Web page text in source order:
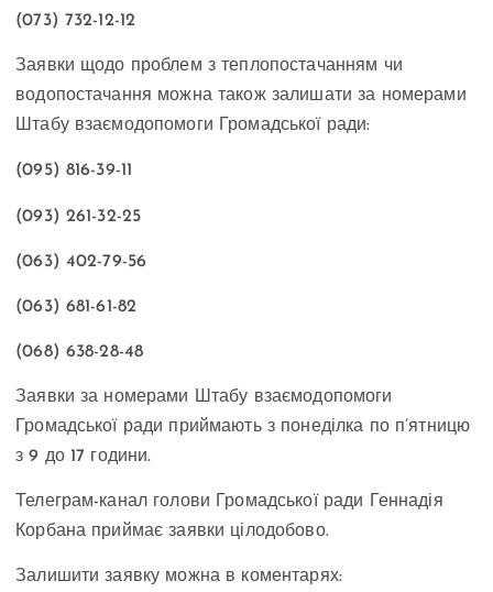
(073) 732-12-12
Заявки щодо проблем з теплопостачанням чи
водопостачання можна також залишати за номерами
Штабу взаємодопомоги Громадської ради:
(095) 816-39-11
(093) 261-32-25
(063) 402-79-56
(063) 681-61-82
(068) 638-28-48
Заявки за номерами Штабу взаємодопомоги
Громадської ради приймають з понеділка по п’ятницю
з 9 до 17 години.
Телеграм-канал голови Громадської ради Геннадія
Корбана приймає заявки цілодобово.
Залишити заявку можна в коментарях: